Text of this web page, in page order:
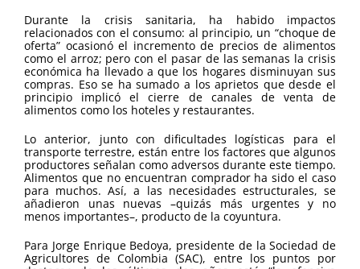
Durante la crisis sanitaria, ha habido impactos
relacionados con el consumo: al principio, un “choque de
oferta” ocasionó el incremento de precios de alimentos
como el arroz; pero con el pasar de las semanas la crisis
económica ha llevado a que los hogares disminuyan sus
compras. Eso se ha sumado a los aprietos que desde el
principio implicó el cierre de canales de venta de
alimentos como los hoteles y restaurantes.
Lo anterior, junto con dificultades logísticas para el
transporte terrestre, están entre los factores que algunos
productores señalan como adversos durante este tiempo.
Alimentos que no encuentran comprador ha sido el caso
para muchos. Así, a las necesidades estructurales, se
añadieron unas nuevas –quizás más urgentes y no
menos importantes–, producto de la coyuntura.
Para Jorge Enrique Bedoya, presidente de la Sociedad de
Agricultores de Colombia (SAC), entre los puntos por